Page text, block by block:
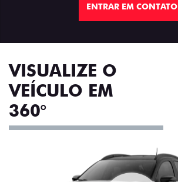
ENTRAR EM CONTATO
VISUALIZE O
VEÍCULO EM
360°